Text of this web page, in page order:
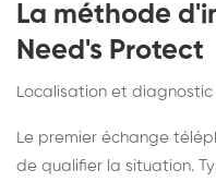
La méthode
Need's Protect
Localisation et diagnostic
Le premier échange
de qualifier la situation.